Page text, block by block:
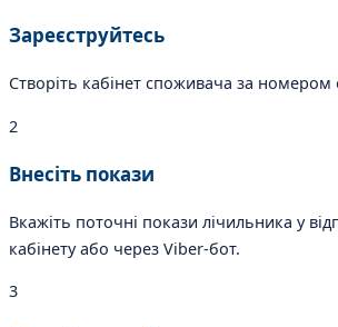
Зареєструйтесь
Створіть кабінет споживача за номером
2
Внесіть покази
Вкажіть поточні покази лічильника у
кабінету або через Viber-бот.
3